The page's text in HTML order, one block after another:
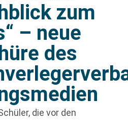
zum
– neue
des
die vor den